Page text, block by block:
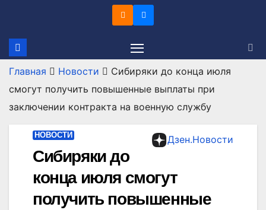
содержимому
Главная Новости
Сибиряки до конца июля
смогут получить повышенные выплаты при
заключении контракта на военную службу
Дзен.Новости
НОВОСТИ
Сибиряки до
конца июля смогут
получить повышенные